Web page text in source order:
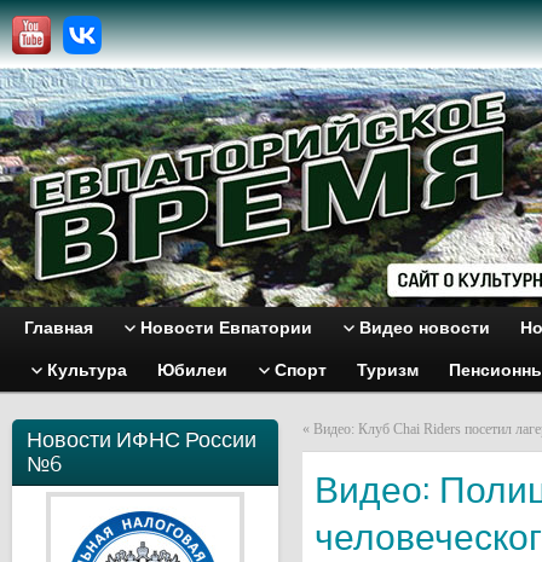
Главная Новости Евпатории Видео новости
Культура Юбилеи Спорт Туризм
Новости ИФНС России
№6
« Видео: Клуб Chai Riders посетил
Видео: